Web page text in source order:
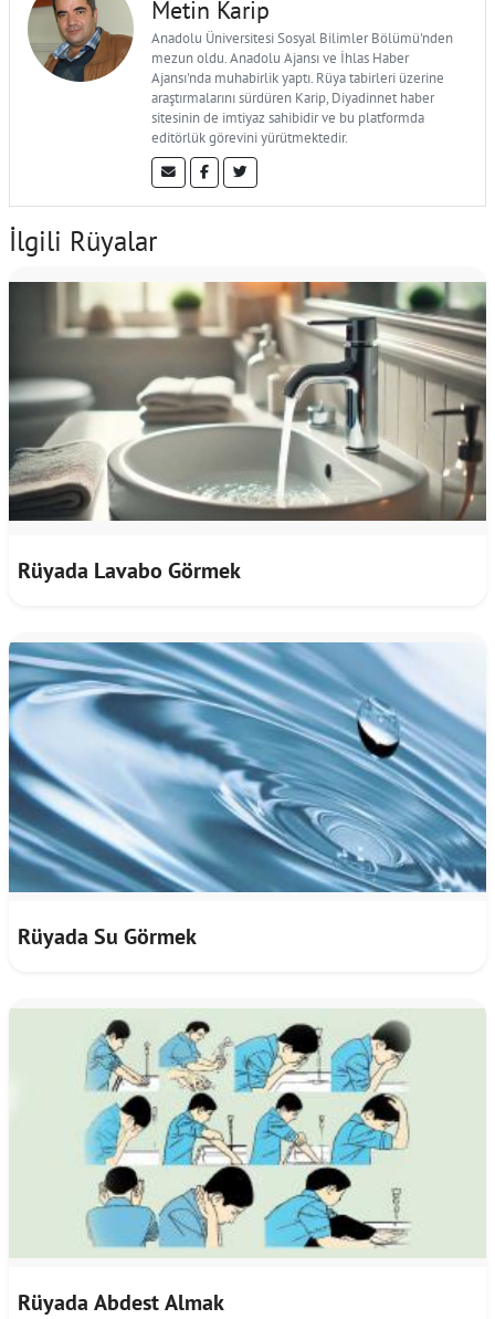
Metin Karip
Anadolu Üniversitesi Sosyal Bilimler Bölümü'nden
mezun oldu. Anadolu Ajansı ve İhlas Haber
Ajansı'nda muhabirlik yaptı. Rüya tabirleri üzerine
araştırmalarını sürdüren Karip, Diyadinnet haber
sitesinin de imtiyaz sahibidir ve bu platformda
editörlük görevini yürütmektedir.
İlgili Rüyalar
Rüyada Lavabo Görmek
Rüyada Su Görmek
Rüyada Abdest Almak